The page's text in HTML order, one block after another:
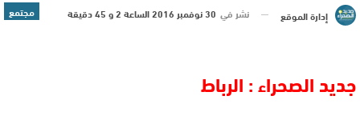
مجتمع إدارة الموقع نشر في 30 نوفمبر 2016 الساعة 2 و 45 دقيقة
جديد الصحراء : الرباط